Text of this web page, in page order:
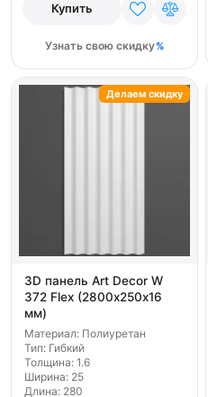
Купить
Узнать свою скидку
3D панель Art Decor W
372 Flex (2800х250х16
мм)
Материал: Полиуретан
Тип: Гибкий
Толщина: 1.6
Ширина: 25
Длина: 280
Делаем скидку